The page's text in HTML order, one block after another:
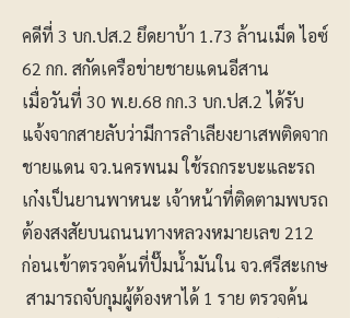
คดีที่ 3 บก.ปส.2 ยึดยาบ้า 1.73 ล้านเม็ด ไอซ์
62 กก. สกัดเครือข่ายชายแดนอีสาน
เมื่อวันที่ 30 พ.ย.68 กก.3 บก.ปส.2 ได้รับ
แจ้งจากสายลับว่ามีการลำเลียงยาเสพติดจาก
ชายแดน จว.นครพนม ใช้รถกระบะและรถ
เก๋งเป็นยานพาหนะ เจ้าหน้าที่ติดตามพบรถ
ต้องสงสัยบนถนนทางหลวงหมายเลข 212
ก่อนเข้าตรวจค้นที่ปั๊มน้ำมันใน จว.ศรีสะเกษ
สามารถจับกุมผู้ต้องหาได้ 1 ราย ตรวจค้น